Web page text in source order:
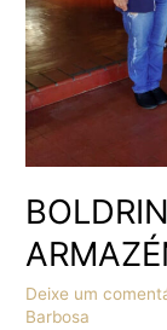
Deixe um
Barbosa